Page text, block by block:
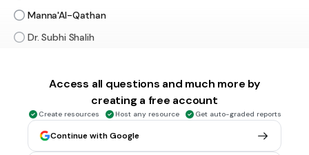
Manna'Al-Qathan
Dr. Subhi Shalih
Berdasarkan surah Al-Furqan ayat 32, ada dua tujuan
diturunkan Al-Quràn secara berangsur-angsur. Pertama,
untuk meneguhkan hati Nabi Muhammad Saw. dan kedua
untuk ....
mudah dihafal
Access all questions and much more by
creating a free account
Create resources Host any resource Get auto-graded reports
Continue with Google